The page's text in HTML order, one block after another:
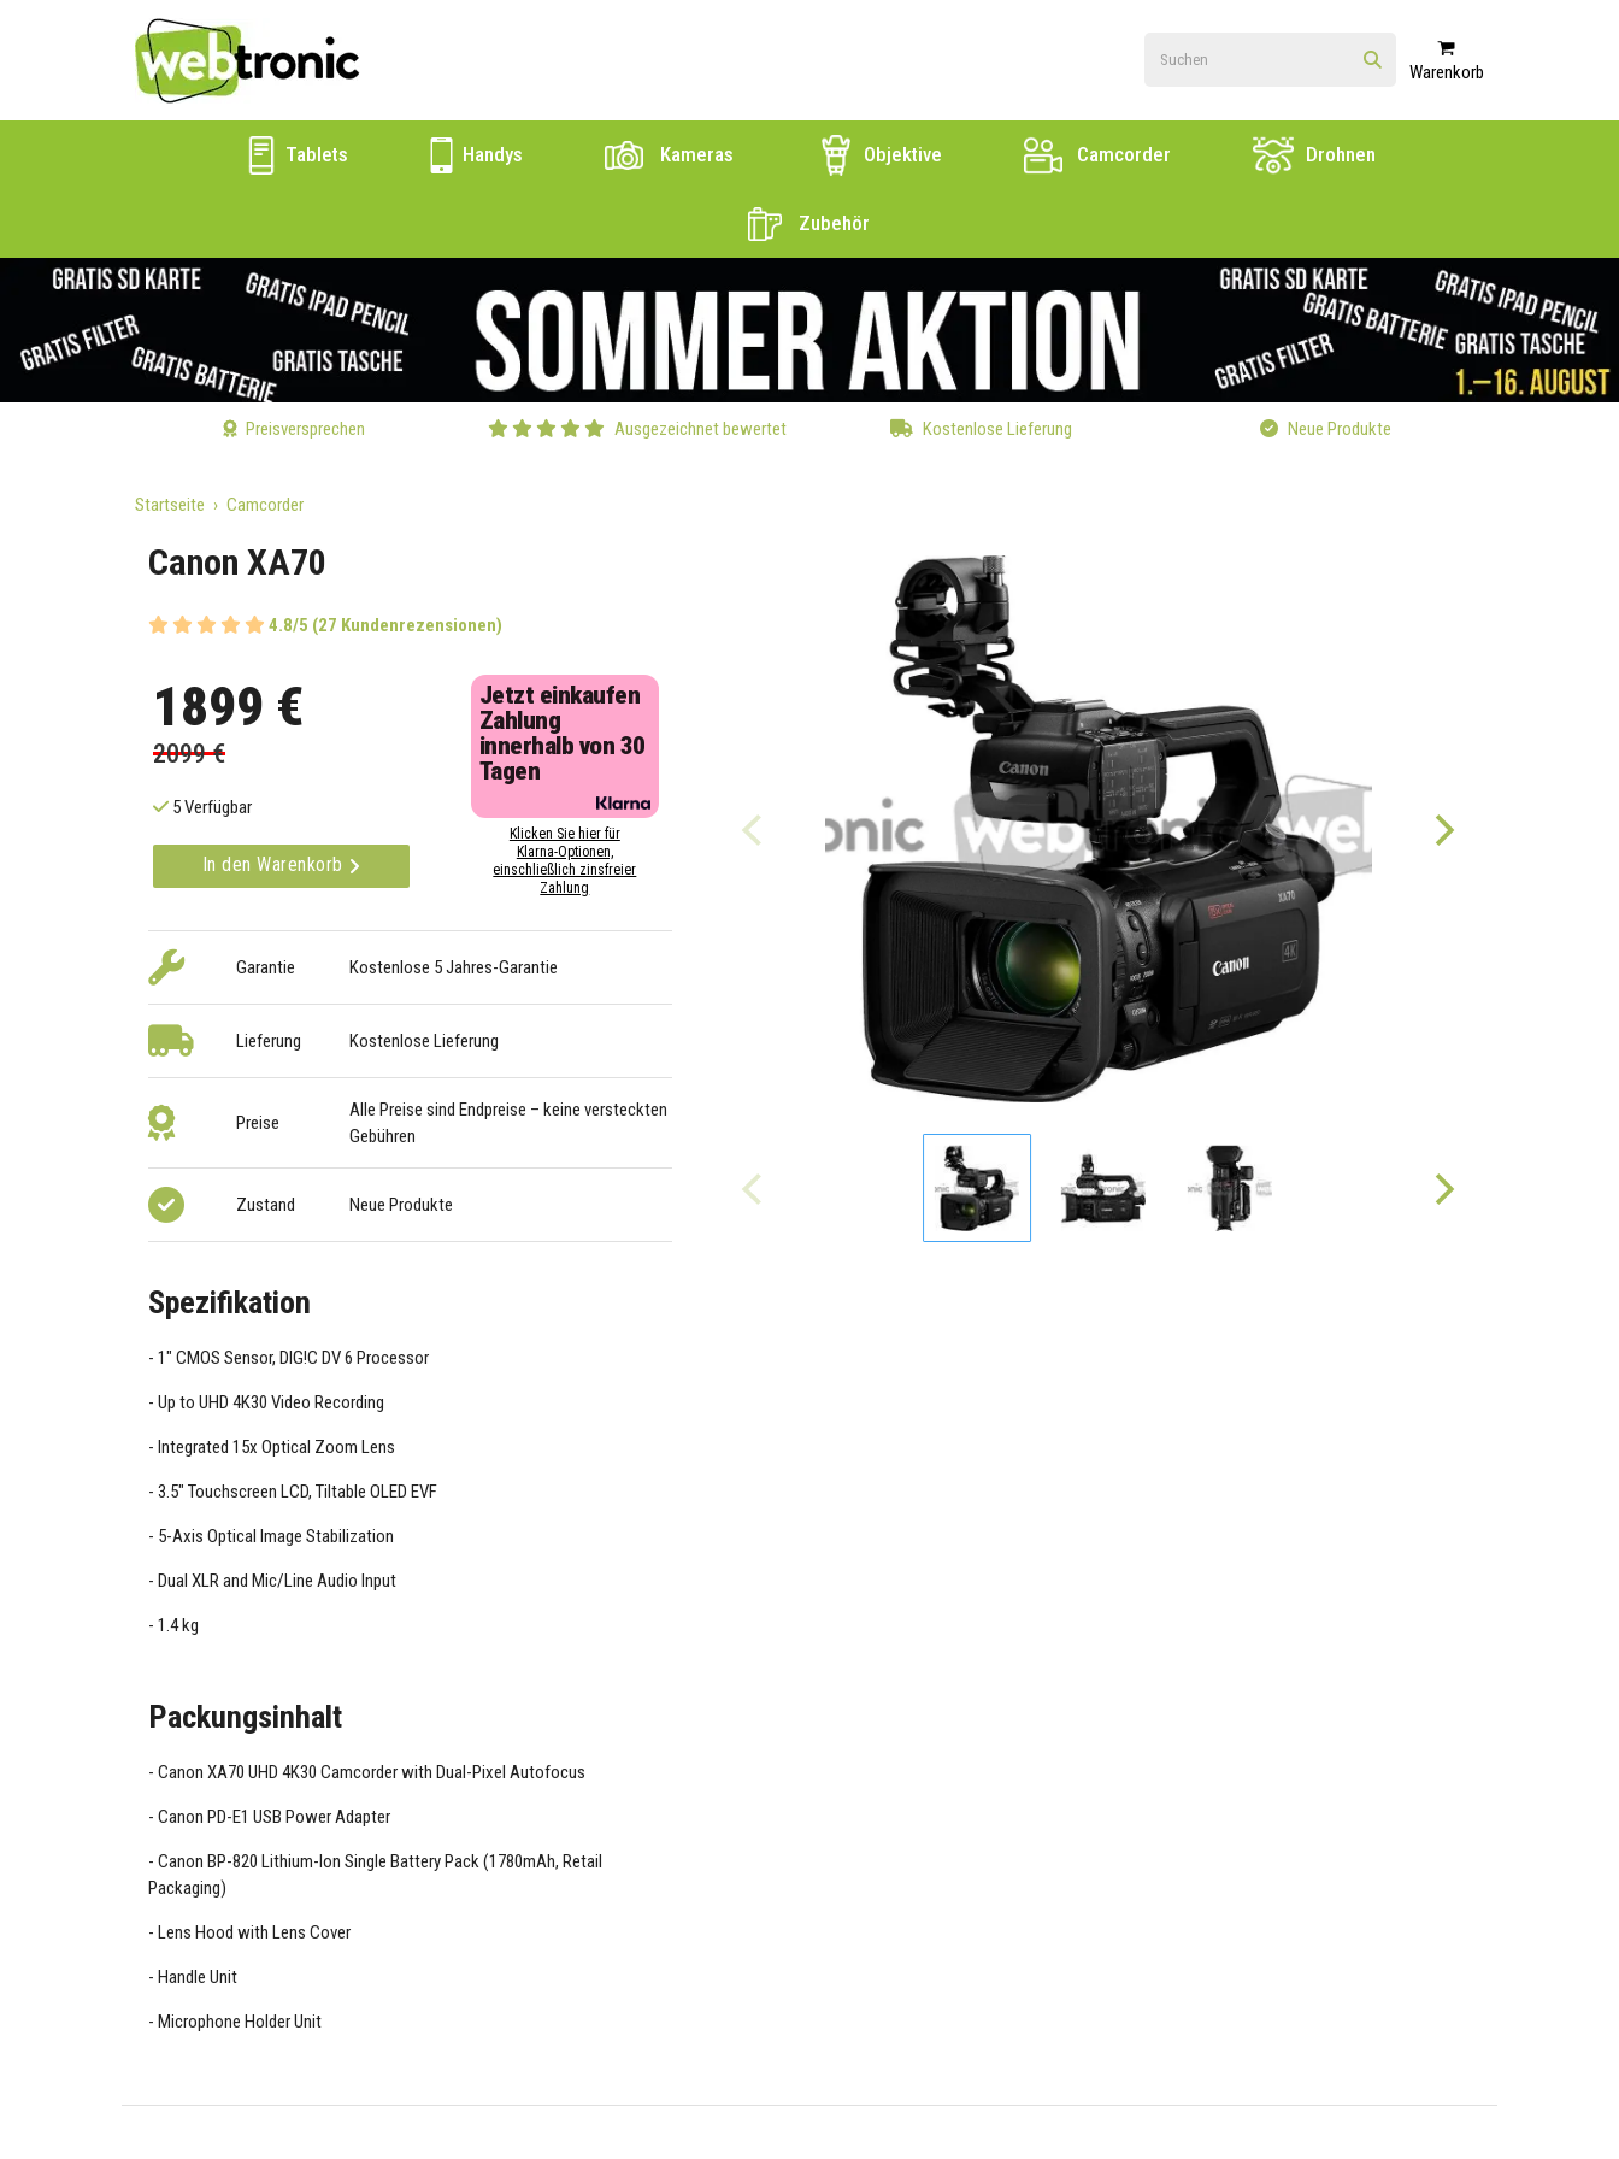
Warenkorb
Tablets Handys Kameras Objektive Camcorder Drohnen
Zubehör
Preisversprechen Ausgezeichnet bewertet Kostenlose Lieferung Neue Produkte
Startseite Camcorder
Canon XA70
4.8/5 (27 Kundenrezensionen)
1899 €
2099 €
5 Verfügbar
In den Warenkorb
Jetzt einkaufen
Zahlung
innerhalb von 30
Tagen
Klicken Sie hier für
Klarna-Optionen,
einschließlich zinsfreier
Zahlung
Garantie Kostenlose 5 Jahres-Garantie
Lieferung Kostenlose Lieferung
Preise
Alle Preise sind Endpreise – keine versteckten
Gebühren
Zustand Neue Produkte
Spezifikation
1" CMOS Sensor, DIG!C DV 6 Processor
Up to UHD 4K30 Video Recording
Integrated 15x Optical Zoom Lens
3.5" Touchscreen LCD, Tiltable OLED EVF
5-Axis Optical Image Stabilization
Dual XLR and Mic/Line Audio Input
1.4 kg
Packungsinhalt
Canon XA70 UHD 4K30 Camcorder with Dual-Pixel Autofocus
Canon PD-E1 USB Power Adapter
Canon BP-820 Lithium-Ion Single Battery Pack (1780mAh, Retail
Packaging)
Lens Hood with Lens Cover
Handle Unit
Microphone Holder Unit